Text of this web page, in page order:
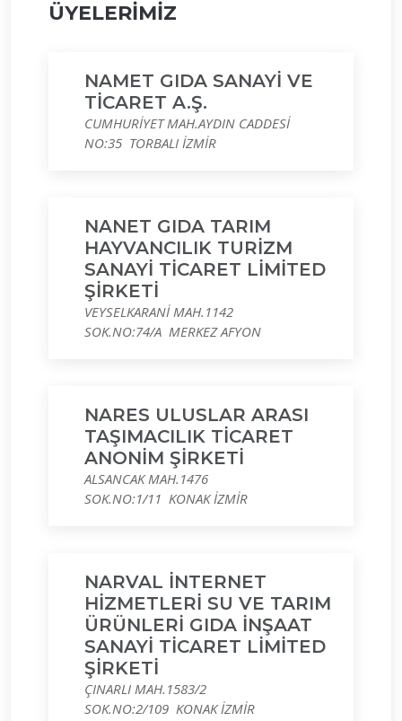
ÜYELERİMİZ
NAMET GIDA SANAYİ VE
TİCARET A.Ş.
CUMHURİYET MAH.AYDIN CADDESİ
NO:35 TORBALI İZMİR
NANET GIDA TARIM
HAYVANCILIK TURİZM
SANAYİ TİCARET LİMİTED
ŞİRKETİ
VEYSELKARANİ MAH.1142
SOK.NO:74/A MERKEZ AFYON
NARES ULUSLAR ARASI
TAŞIMACILIK TİCARET
ANONİM ŞİRKETİ
ALSANCAK MAH.1476
SOK.NO:1/11 KONAK İZMİR
NARVAL İNTERNET
HİZMETLERİ SU VE TARIM
ÜRÜNLERİ GIDA İNŞAAT
SANAYİ TİCARET LİMİTED
ŞİRKETİ
ÇINARLI MAH.1583/2
SOK.NO:2/109 KONAK İZMİR